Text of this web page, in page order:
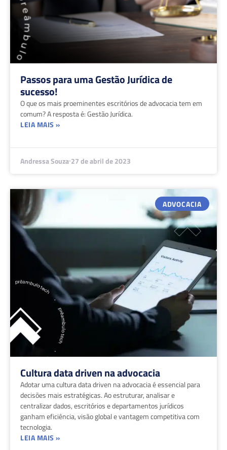
Passos para uma Gestão Jurídica de
sucesso!
O que os mais proeminentes escritórios de advocacia tem em
comum? A resposta é: Gestão Jurídica.
LEIA MAIS »
Andressa Souza 27 de abril de 2023
ADVOCACIA
Cultura data driven na advocacia
Adotar uma cultura data driven na advocacia é essencial para
decisões mais estratégicas. Ao estruturar, analisar e
centralizar dados, escritórios e departamentos jurídicos
ganham eficiência, visão global e vantagem competitiva com
tecnologia.
LEIA MAIS »